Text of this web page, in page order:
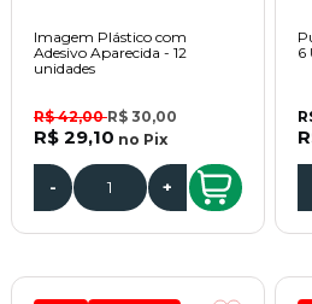
Imagem Plástico com
Adesivo Aparecida - 12
unidades
R$ 42,00R$ 30,00
R$ 29,10 no Pix
- +
6